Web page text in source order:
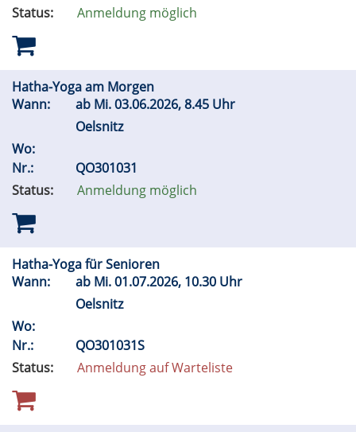
Status:
Anmeldung möglich
Hatha-Yoga am Morgen
Wann:
ab Mi.03.06.2026, 8.45 Uhr
Oelsnitz
Wo:
Nr.:
QO301031
Status:
Anmeldung möglich
Hatha-Yoga für Senioren
Wann:
ab Mi.01.07.2026, 10.30 Uhr
Oelsnitz
Wo:
Nr.:
QO301031S
Status:
Anmeldung auf Warteliste